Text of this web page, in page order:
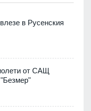
в Русенския
от САЩ